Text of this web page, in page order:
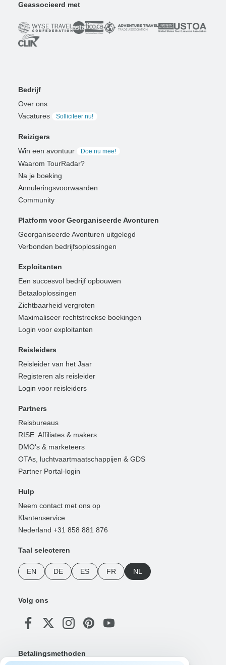
Geassocieerd met
Bedrijf
Over ons
Vacatures
Solliciteer nu!
Reizigers
Win een avontuur
Doe nu mee!
Waarom TourRadar?
Na je boeking
Annuleringsvoorwaarden
Community
Platform voor Georganiseerde Avonturen
Georganiseerde Avonturen uitgelegd
Verbonden bedrijfsoplossingen
Exploitanten
Een succesvol bedrijf opbouwen
Betaaloplossingen
Zichtbaarheid vergroten
Maximaliseer rechtstreekse boekingen
Login voor exploitanten
Reisleiders
Reisleider van het Jaar
Registeren als reisleider
Login voor reisleiders
Partners
Reisbureaus
RISE: Affiliates & makers
DMO's & marketeers
OTAs, luchtvaartmaatschappijen & GDS
Partner Portal-login
Hulp
Neem contact met ons op
Klantenservice
Nederland +31 858 881 876
Taal selecteren
EN DE ES FR NL
Volg ons
Betalingsmethoden